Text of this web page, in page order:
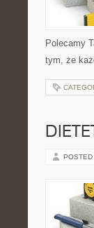
Polecamy
tym, że
POSTED